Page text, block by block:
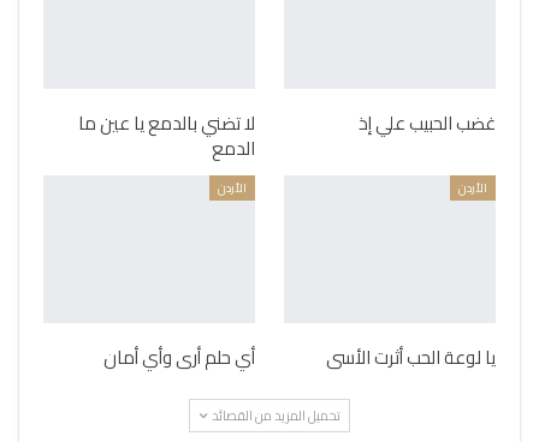
غضب الحبيب علي إذ لا تضني بالدمع يا عين ما
الدمع
الأردن
يا لوعة الحب أثرت الأسى
الأردن
أي حلم أرى وأي أمان
تحميل المزيد من القصائد